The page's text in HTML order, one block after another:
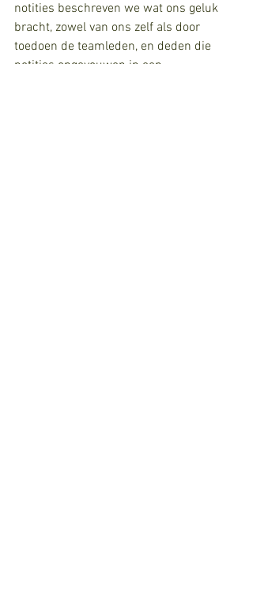
notities beschreven we wat ons geluk
bracht, zowel van ons zelf als door
toedoen de teamleden, en deden die
notities opgevouwen in een